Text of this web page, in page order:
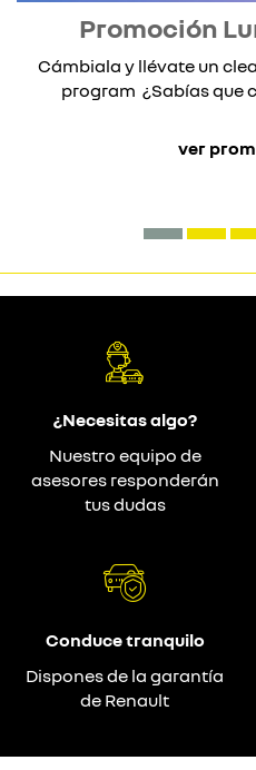
Promoción
Cámbiala y llévate un
program ¿Sabías que
ver
¿Necesitas algo?
Nuestro equipo de
asesores responderán
tus dudas
Conduce tranquilo
Dispones de la garantía
de Renault